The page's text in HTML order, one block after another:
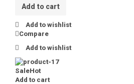
Add to cart
Add to wishlist
Compare
Add to wishlist
SaleHot
Add to cart